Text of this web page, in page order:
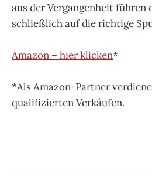
aus der Vergangenheit
schließlich auf die richtige
Amazon – hier klicken*
*Als Amazon-Partner
qualifizierten Verkäufen.